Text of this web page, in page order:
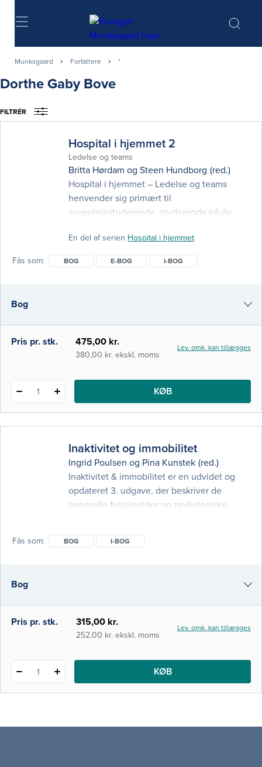
Søg
Munksgaard Forfattere *
Dorthe Gaby Bove
FILTRÉR
Hospital i hjemmet 2
Ledelse og teams
Britta Hørdam og Steen Hundborg (red.)
Hospital i hjemmet – Ledelse og teams
henvender sig primært til
sygeplejestuderende, studerende på de
sundhedsprofessionelle, som ønsker dybere
kandidatuddannelser. Bogen sætter fokus
på den ud
En del af serien Hospital i hjemmet
Fås som BOG E-BOG I-BOG
Bog
e-bog
Pris pr. stk. 475,00 kr.
380,00 kr. ekskl. moms
Lev. omk. kan tillægges
1 KØB
Inaktivitet og immobilitet
Ingrid Poulsen og Pina Kunstek (red.)
Inaktivitet & immobilitet er en udvidet og
opdateret 3. udgave, der beskriver de
generelle fysiologiske og psykologiske
opdatering og i nogle tilfælde en mere
stadig fokus på de vigtigste områder, hvor
aktivitet og mobilitet
Fås som BOG I-BOG
Bog
i-bog
Pris pr. stk. 315,00 kr.
252,00 kr. ekskl. moms
Lev. omk. kan tillægges
1 KØB